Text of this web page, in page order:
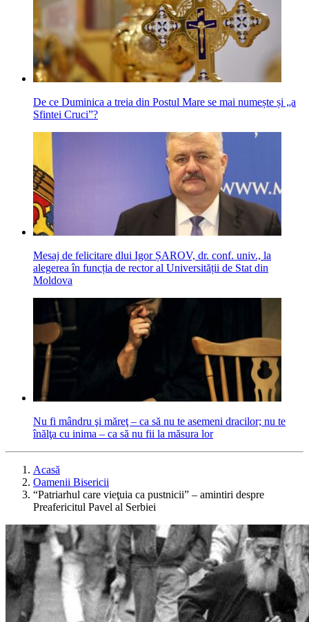
De ce Duminica a treia din Postul Mare se mai numește și „a
Sfintei Cruci”?
Mesaj de felicitare dlui Igor ȘAROV, dr. conf. univ., la
alegerea în funcția de rector al Universității de Stat din
Moldova
Nu fi mândru şi măreţ – ca să nu te asemeni dracilor; nu te
înălţa cu inima – ca să nu fii la măsura lor
Acasă
Oamenii Bisericii
“Patriarhul care vieţuia ca pustnicii” – amintiri despre
Preafericitul Pavel al Serbiei